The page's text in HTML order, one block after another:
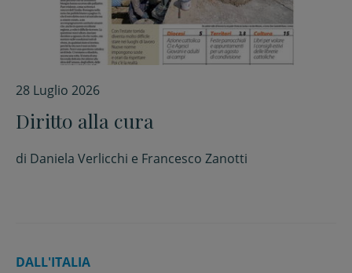
28 Luglio 2026
Diritto alla cura
di Daniela Verlicchi e Francesco Zanotti
DALL'ITALIA